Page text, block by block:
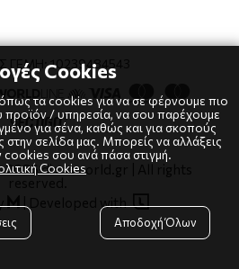
πληρωμής
Απορρήτου
-2026 dianaworld.gr | All rights
| Developed with
ΓΕΜΗ: 10239484543
Cookies
τα cookies για να σε φέρνουμε πιο
/ υπηρεσία, να σου παρέχουμε
για σένα, καθώς και για σκοπούς
στην σελίδα μας. Μπορείς να αλλάξεις
cookies σου ανά πάσα στιγμή.
Cookies
Αποδοχή Όλων